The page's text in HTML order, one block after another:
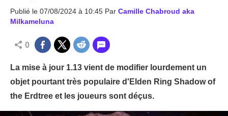
Publié le 07/08/2024 à 10:45 Par Camille Chabroud aka
Milkameluna
0
La mise à jour 1.13 vient de modifier lourdement un
objet pourtant très populaire d'Elden Ring Shadow of
the Erdtree et les joueurs sont déçus.